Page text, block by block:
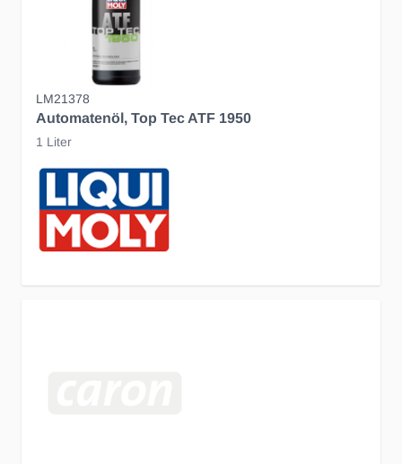
LM21378
Automatenöl, Top Tec ATF 1950
1 Liter